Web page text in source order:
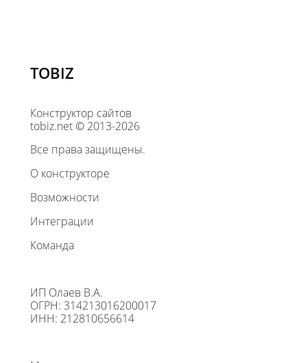
TOBIZ
Конструктор сайтов
tobiz.net © 2013-2026
Все права защищены.
О конструкторе
Возможности
Интеграции
Команда
ИП Олаев В.А.
ОГРН: 314213016200017
ИНН: 212810656614